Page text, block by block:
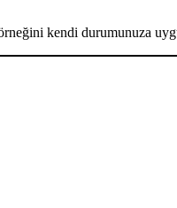
kendi durumunuza